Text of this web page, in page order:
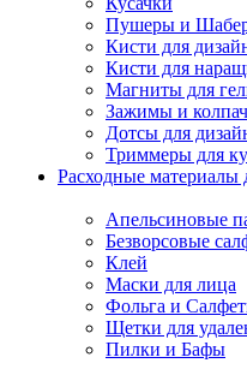
Пушеры и
Кисти для
Кисти для
Магниты для
Зажимы и
Дотсы для
Триммеры для
Расходные материалы
Апельсиновые
Безворсовые
Клей
Маски для лица
Фольга и
Щетки для
Пилки и Бафы